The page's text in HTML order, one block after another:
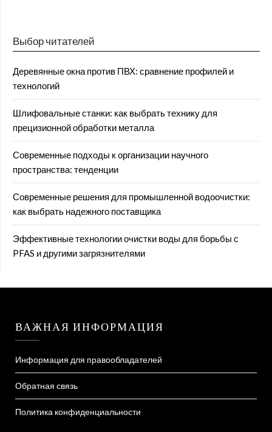
Выбор читателей
Деревянные окна против ПВХ: сравнение профилей и
технологий
Шлифовальные станки: как выбрать технику для
прецизионной обработки металла
Современные подходы к организации научного
пространства: тенденции
Современные решения для промышленной водоочистки:
как выбрать надежного поставщика
Эффективные технологии очистки воды для борьбы с
PFAS и другими загрязнителями
ВАЖНАЯ ИНФОРМАЦИЯ
Информация для правообладателей
Обратная связь
Политика конфиденциальности